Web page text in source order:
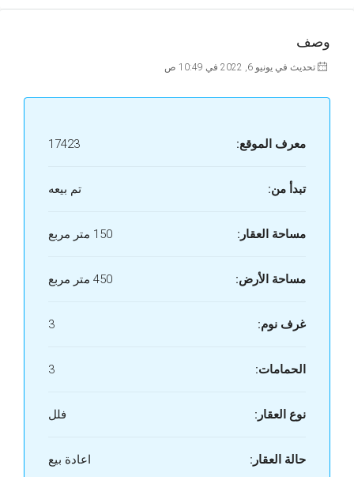
وصف
تحديث في يونيو 6, 2022 في 10:49 ص
معرف الموقع: 17423
تبدأ من: تم بيعه
مساحة العقار: 150 متر مربع
مساحة الأرض: 450 متر مربع
غرف نوم: 3
الحمامات: 3
نوع العقار: فلل
حالة العقار: اعادة بيع